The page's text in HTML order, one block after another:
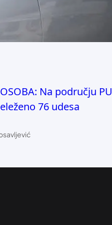
Na području PU
76 udesa